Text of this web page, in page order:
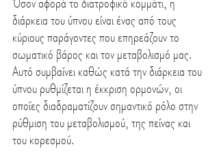
διάρκεια του ύπνου είναι ένας από τους
κύριους παράγοντες που επηρεάζουν το
σωματικό βάρος και τον μεταβολισμό μας.
Αυτό συμβαίνει καθώς κατά την διάρκεια του
ύπνου ρυθμίζεται η έκκριση ορμονών, οι
οποίες διαδραματίζουν σημαντικό ρόλο στην
ρύθμιση του μεταβολισμού, της πείνας και
του κορεσμού.